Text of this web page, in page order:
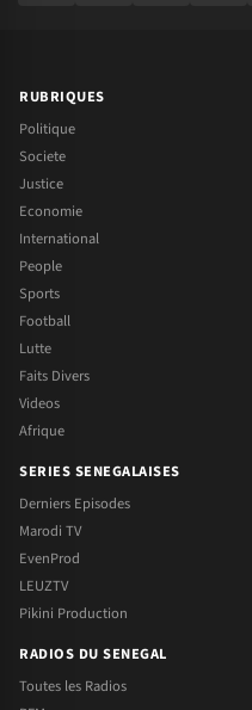
RUBRIQUES
Politique
Societe
Justice
Economie
International
People
Sports
Football
Lutte
Faits Divers
Videos
Afrique
SERIES SENEGALAISES
Derniers Episodes
Marodi TV
EvenProd
LEUZTV
Pikini Production
RADIOS DU SENEGAL
Toutes les Radios